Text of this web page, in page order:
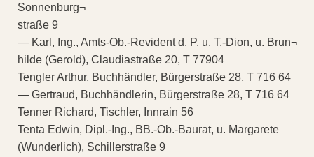
Sonnenburg¬
straße 9
— Karl, Ing., Amts-Ob.-Revident d. P. u. T.-Dion, u. Brun¬
hilde (Gerold), Claudiastraße 20, T 77904
Tengler Arthur, Buchhändler, Bürgerstraße 28, T 716 64
— Gertraud, Buchhändlerin, Bürgerstraße 28, T 716 64
Tenner Richard, Tischler, Innrain 56
Tenta Edwin, Dipl.-Ing., BB.-Ob.-Baurat, u. Margarete
(Wunderlich), Schillerstraße 9